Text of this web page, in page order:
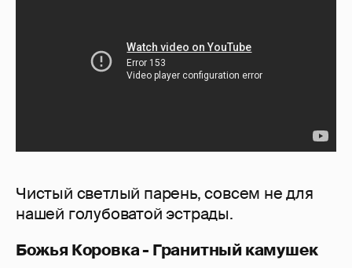
Чистый светлый парень, совсем не для
нашей голубоватой эстрады.
Божья Коровка - Гранитный камушек